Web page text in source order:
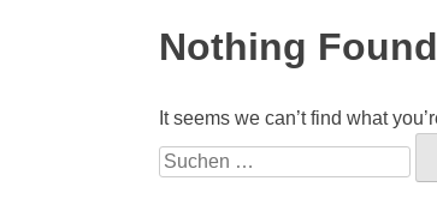
Nothing Found
It seems we can’t find what
Suchen
nach: